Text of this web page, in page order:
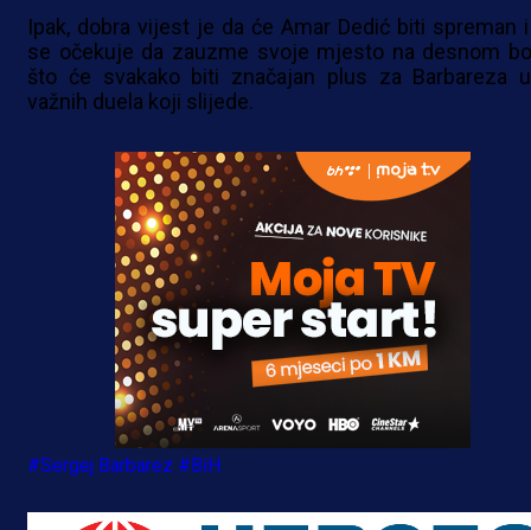
Ipak, dobra vijest je da će Amar Dedić biti spreman
se očekuje da zauzme svoje mjesto na desnom
što će svakako biti značajan plus za Barbareza
važnih duela koji slijede.
#Sergej Barbarez #BiH